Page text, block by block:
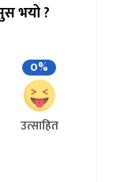
भयो ?
0%
उत्साहित